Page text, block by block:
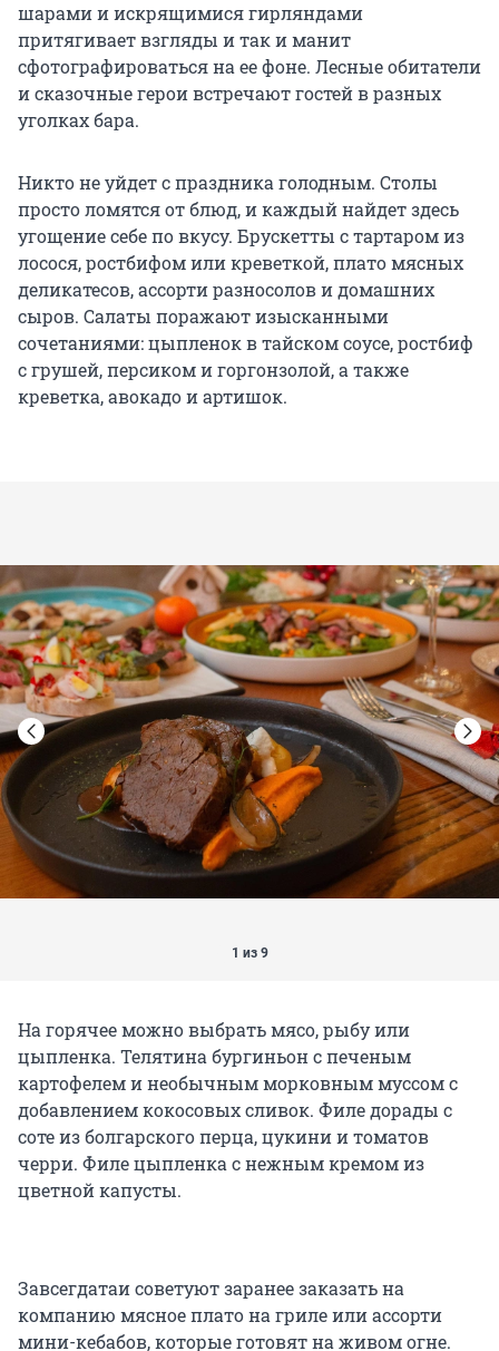
шарами и искрящимися гирляндами
притягивает взгляды и так и манит
сфотографироваться на ее фоне. Лесные обитатели
и сказочные герои встречают гостей в разных
уголках бара.
Никто не уйдет с праздника голодным. Столы
просто ломятся от блюд, и каждый найдет здесь
угощение себе по вкусу. Брускетты с тартаром из
лосося, ростбифом или креветкой, плато мясных
деликатесов, ассорти разносолов и домашних
сыров. Салаты поражают изысканными
сочетаниями: цыпленок в тайском соусе, ростбиф
с грушей, персиком и горгонзолой, а также
креветка, авокадо и артишок.
1 из 9
На горячее можно выбрать мясо, рыбу или
цыпленка. Телятина бургиньон с печеным
картофелем и необычным морковным муссом с
добавлением кокосовых сливок. Филе дорады с
соте из болгарского перца, цукини и томатов
черри. Филе цыпленка с нежным кремом из
цветной капусты.
Завсегдатаи советуют заранее заказать на
компанию мясное плато на гриле или ассорти
мини-кебабов, которые готовят на живом огне.